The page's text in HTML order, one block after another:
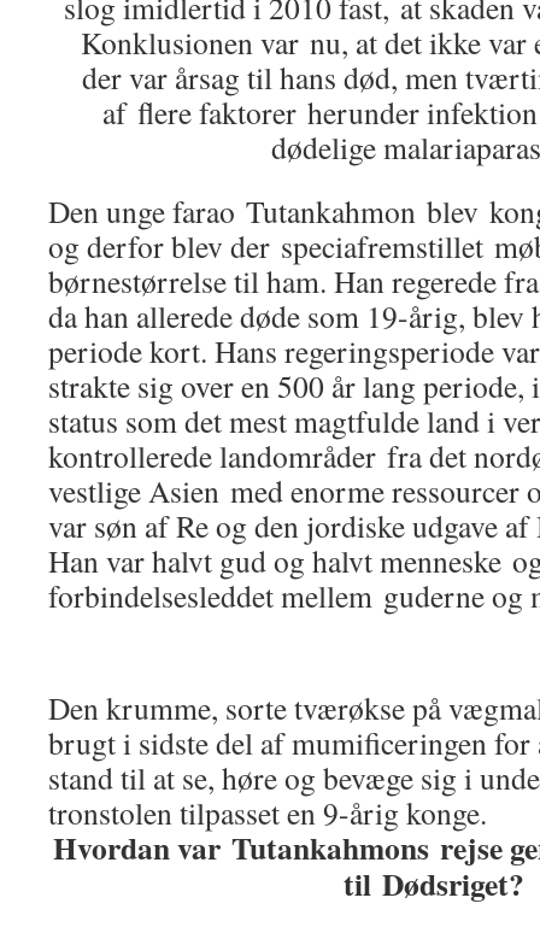
Konklusionen var nu, at det ikke var
der var årsag til hans død, men
af flere faktorer herunder infektion
dødelige
Den unge farao Tutankahmon blev
og derfor blev der speciafremstillet
børnestørrelse til ham. Han regerede
da han allerede døde som 19-årig, blev
periode kort. Hans regeringsperiode
strakte sig over en 500 år lang
status som det mest magtfulde land i
kontrollerede landområder fra det
vestlige Asien med enorme ressourcer
var søn af Re og den jordiske udgave
Han var halvt gud og halvt menneske
forbindelsesleddet mellem guderne og
Den krumme, sorte tværøkse på
brugt i sidste del af mumificeringen for
stand til at se, høre og bevæge sig i
tronstolen tilpasset en 9-årig konge.
Hvordan var Tutankahmons rejse
til Dødsriget?